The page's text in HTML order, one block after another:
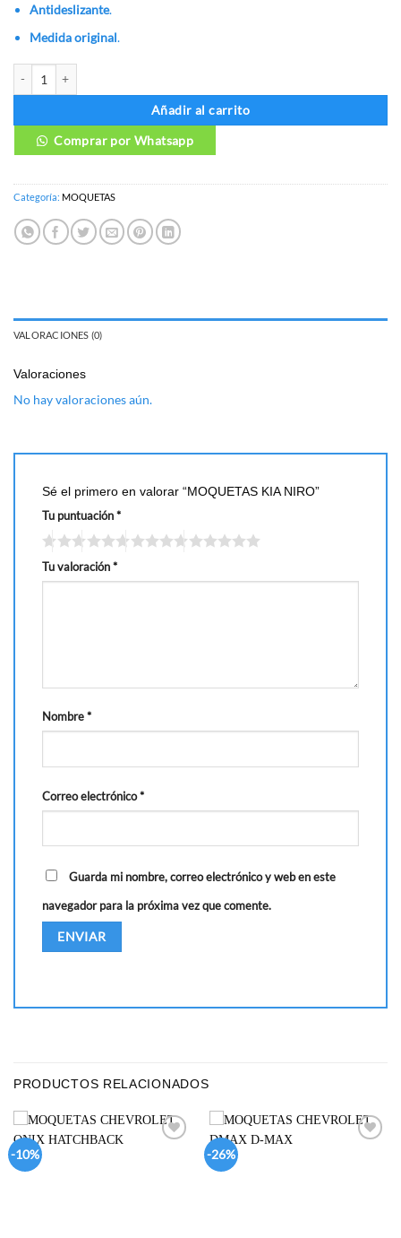
Antideslizante.
Medida original.
Añadir al carrito
Comprar por Whatsapp
Categoría: MOQUETAS
VALORACIONES (0)
Valoraciones
No hay valoraciones aún.
Sé el primero en valorar “MOQUETAS KIA NIRO”
Tu puntuación *
Tu valoración *
Nombre *
Correo electrónico*
Guarda mi nombre, correo electrónico y web en este
navegador para la próxima vez que comente.
PRODUCTOS RELACIONADOS
-10% -26%